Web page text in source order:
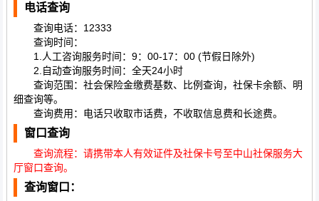
电话查询
查询电话：12333
查询时间：
1.人工咨询服务时间：9：00-17：00 (节假日除外)
2.自动查询服务时间：全天24小时
查询范围：社会保险金缴费基数、比例查询，社保卡余额、明
细查询等。
查询费用：电话只收取市话费，不收取信息费和长途费。
窗口查询
查询流程：请携带本人有效证件及社保卡号至中山社保服务大
厅窗口查询。
查询窗口：